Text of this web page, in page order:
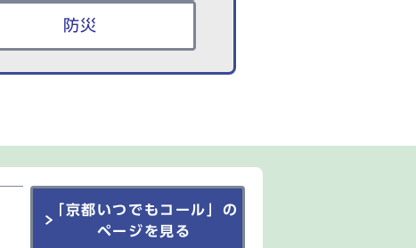
防災
「京都いつでもコール」の
ページを見る